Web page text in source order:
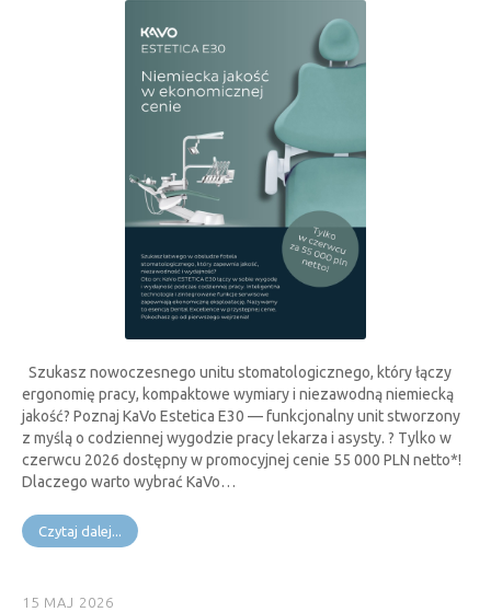
Szukasz nowoczesnego unitu stomatologicznego, który łączy
ergonomię pracy, kompaktowe wymiary i niezawodną niemiecką
jakość? Poznaj KaVo Estetica E30 — funkcjonalny unit stworzony
z myślą o codziennej wygodzie pracy lekarza i asysty. ? Tylko w
czerwcu 2026 dostępny w promocyjnej cenie 55 000 PLN netto*!
Dlaczego warto wybrać KaVo…
Czytaj dalej...
15 MAJ 2026